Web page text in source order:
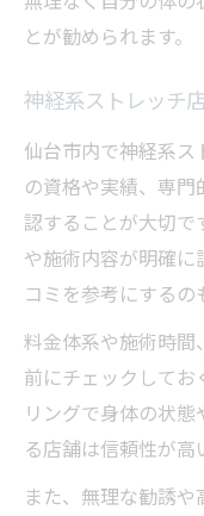
とが勧められます。
神経系ストレッチ
仙台市内で神経系
の資格や実績、専
認することが大切で
や施術内容が明確
コミを参考にするの
料金体系や施術時
前にチェックしてお
リングで身体の状
る店舗は信頼性が高
また、無理な勧誘